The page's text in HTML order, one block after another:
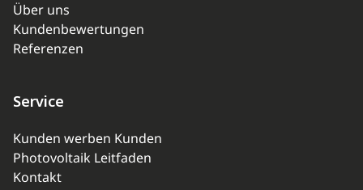
Über uns
Kundenbewertungen
Referenzen
Service
Kunden werben Kunden
Photovoltaik Leitfaden
Kontakt